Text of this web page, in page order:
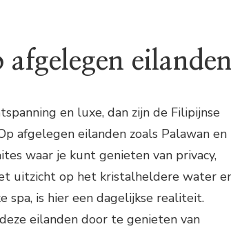
en luxe, dan zijn de Filipijnse
afgelegen eilanden zoals Palawan en
waar je kunt genieten van privacy,
uitzicht op het kristalheldere water
spa, is hier een dagelijkse realiteit.
eilanden door te genieten van